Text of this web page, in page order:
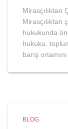
Mirasçılıktan
Mirasçılıktan
hukukunda
hukuku,
barış
BLOG